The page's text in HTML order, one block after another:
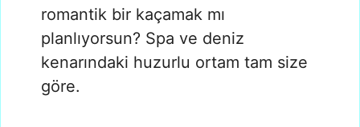
romantik bir kaçamak mı
planlıyorsun? Spa ve deniz
kenarındaki huzurlu ortam tam size
göre.